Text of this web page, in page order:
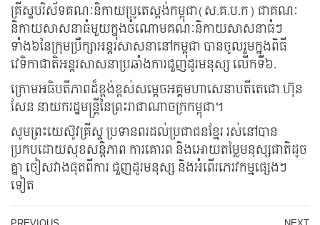
គ្រីស្ទបរិស័ទគណៈនិកាយប្រូតេស្តង់កម្ពុជា(ស.គ.ប.ក) ជាគណៈ
និកាយសាសនាធំមួយក្នុងចំណោមគណៈនិកាយសាសនាធំៗ
ទាំង៦នៃក្រុមប្រឹក្សាអន្តរសាសនានៅកម្ពុជា បានចូលរួមក្នុងពិធី
វេទិកាជាតិអន្តរសាសនាប្រឆាំងការជួញដូរមនុស្ស លើកទី៦.
ក្រោមអធិបតីភាពដ៏ខ្ពង់ខ្ពស់សម្ដេចអគ្គមហាសេនាបតីតេជោ ហ៊ុន
សែន នាយករដ្ឋមន្រ្តីនៃព្រះរាជាណាចក្រកម្ពុជា។
សូមព្រះយេស៊ូវគ្រីស្ទ ប្រទានពរដល់ប្រជាជនខ្មែរ រស់នៅបាន
ប្រកបដោយសុខសន្តិភាព ការគោរព និងអោយតម្លៃមនុស្សជាតិដូច
គ្នា ចៀសវាងផុតពីការ ជួញដូរមនុស្ស និងអំពើរភេរវកម្មផ្សេងៗ
ទៀត